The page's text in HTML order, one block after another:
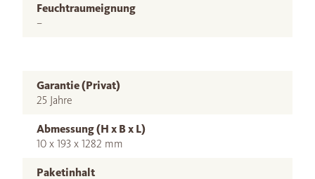
Feuchtraumeignung
–
Garantie (Privat)
25 Jahre
Abmessung (H x B x L)
10 x 193 x 1282 mm
Paketinhalt